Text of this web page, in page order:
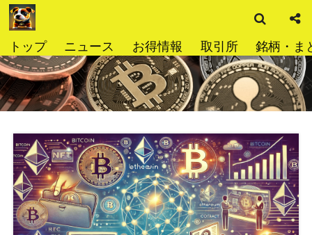
コ
ン
ン
ツ
へ
ス
トップ ニュース お得情報 取引所 銘柄・ま
索